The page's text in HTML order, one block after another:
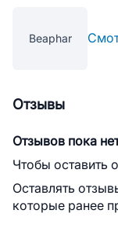
Beaphar
Отзывы
Отзывов пока
Чтобы оставить
Оставлять
которые ранее